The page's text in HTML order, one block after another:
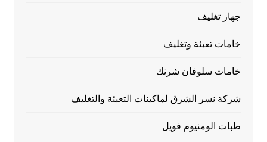
جهاز تغليف
خامات تعبئة وتغليف
خامات سلوفان شرنك
شركة نسر الشرق لماكينات التعبئة والتغليف
طبات الومنيوم فويل